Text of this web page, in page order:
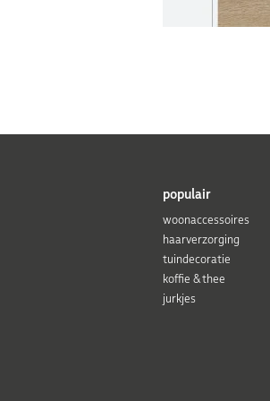
populair
woonaccessoires
haarverzorging
tuindecoratie
koffie & thee
jurkjes